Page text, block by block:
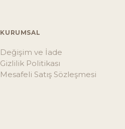
KURUMSAL
Değişim ve İade
Gizlilik Politikası
Mesafeli Satış Sözleşmesi